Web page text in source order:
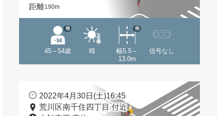
距離190m
45～54歳
他
晴
幅5.5～
13.0m
他
信号なし
2022年4月30日(土)16:45
荒川区南千住四丁目 付近